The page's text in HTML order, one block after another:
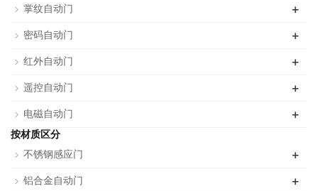
掌纹自动门 +
密码自动门 +
红外自动门 +
遥控自动门 +
电磁自动门 +
按材质区分
不锈钢感应门
+
铝合金自动门 +